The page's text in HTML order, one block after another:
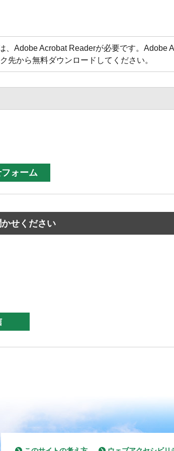
、Adobe Acrobat Readerが必要です。Adobe
先から無料ダウンロードしてください。
せください